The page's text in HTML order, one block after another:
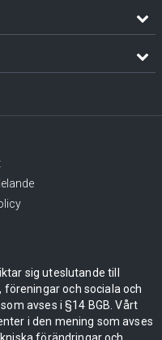
sig uteslutande till
föreningar och sociala och
avses i §14 BGB. Vårt
i den mening som avses